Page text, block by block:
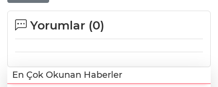
Yorumlar (0)
En Çok Okunan Haberler